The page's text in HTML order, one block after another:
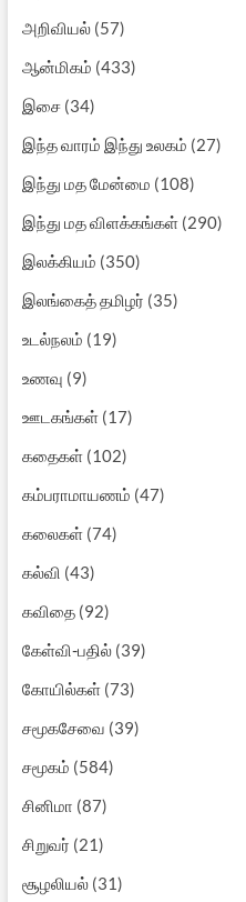
அறிவியல்(57)
ஆன்மிகம் (433)
இசை(34)
இந்த வாரம் இந்து உலகம் (27)
இந்து மத மேன்மை (108)
இந்து மத விளக்கங்கள்(290)
இலக்கியம் (350)
இலங்கைத் தமிழர் (35)
உடல்நலம் (19)
உணவு (9)
ஊடகங்கள்(17)
கதைகள்(102)
கம்பராமாயணம் (47)
கலைகள்(74)
கல்வி (43)
கவிதை(92)
கேள்வி-பதில்(39)
கோயில்கள்(73)
சமூகசேவை (39)
சமூகம் (584)
சினிமா (87)
சிறுவர் (21)
சூழலியல்(31)